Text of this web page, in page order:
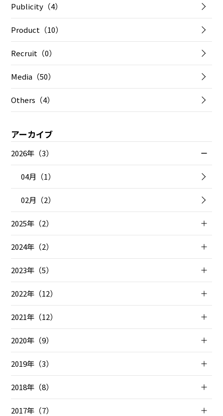
Publicity（4）
Product（10）
Recruit（0）
Media（50）
Others（4）
アーカイブ
2026年（3）
04月（1）
02月（2）
2025年（2）
2024年（2）
2023年（5）
2022年（12）
2021年（12）
2020年（9）
2019年（3）
2018年（8）
2017年（7）